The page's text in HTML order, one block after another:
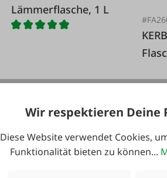
Lämmerflasche, 1 L
KERBL
Wir respektieren Deine
Diese Website verwendet Cookies,
Funktionalität bieten zu können...